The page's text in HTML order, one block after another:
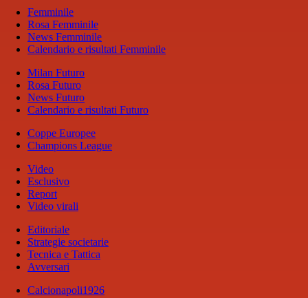
Femminile
Rosa Femminile
News Femminile
Calendario e risultati Femminile
Milan Futuro
Rosa Futuro
News Futuro
Calendario e risultati Futuro
Coppe Europee
Champions League
Video
Esclusivo
Report
Video virali
Editoriale
Strategie societarie
Tecnica e Tattica
Avversari
Calcionapoli1926